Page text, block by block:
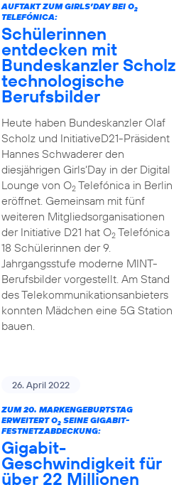
AUFTAKT ZUM GIRLS’DAY BEI O2
TELEFÓNICA:
Schülerinnen
entdecken mit
Bundeskanzler Scholz
technologische
Berufsbilder
Heute haben Bundeskanzler Olaf
Scholz und InitiativeD21-Präsident
Hannes Schwaderer den
diesjährigen Girls‘Day in der Digital
Lounge von O2Telefónica in Berlin
eröffnet. Gemeinsam mit fünf
weiteren Mitgliedsorganisationen
der Initiative D21 hat O2Telefónica
18 Schülerinnen der 9.
Jahrgangsstufe moderne MINT-
Berufsbilder vorgestellt. Am Stand
des Telekommunikationsanbieters
konnten Mädchen eine 5G Station
bauen.
26. April 2022
ZUM 20. MARKENGEBURTSTAG
ERWEITERT O2SEINE GIGABIT-
FESTNETZABDECKUNG:
Gigabit-
Geschwindigkeit für
über 22 Millionen